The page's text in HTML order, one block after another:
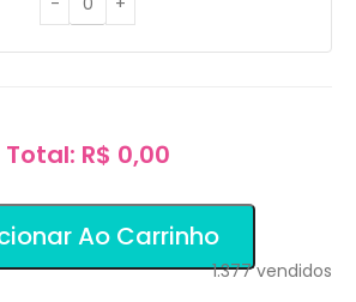
Total: R$ 0,00
Ao Carrinho
1.377vendidos